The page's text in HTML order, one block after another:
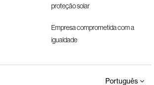
proteção solar
Empresa comprometida com a
igualdade
Português